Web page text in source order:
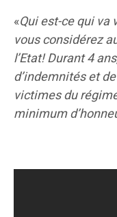
«Qui est-ce qui va
vous considérez
l’Etat! Durant 4
d’indemnités et
victimes du
minimum